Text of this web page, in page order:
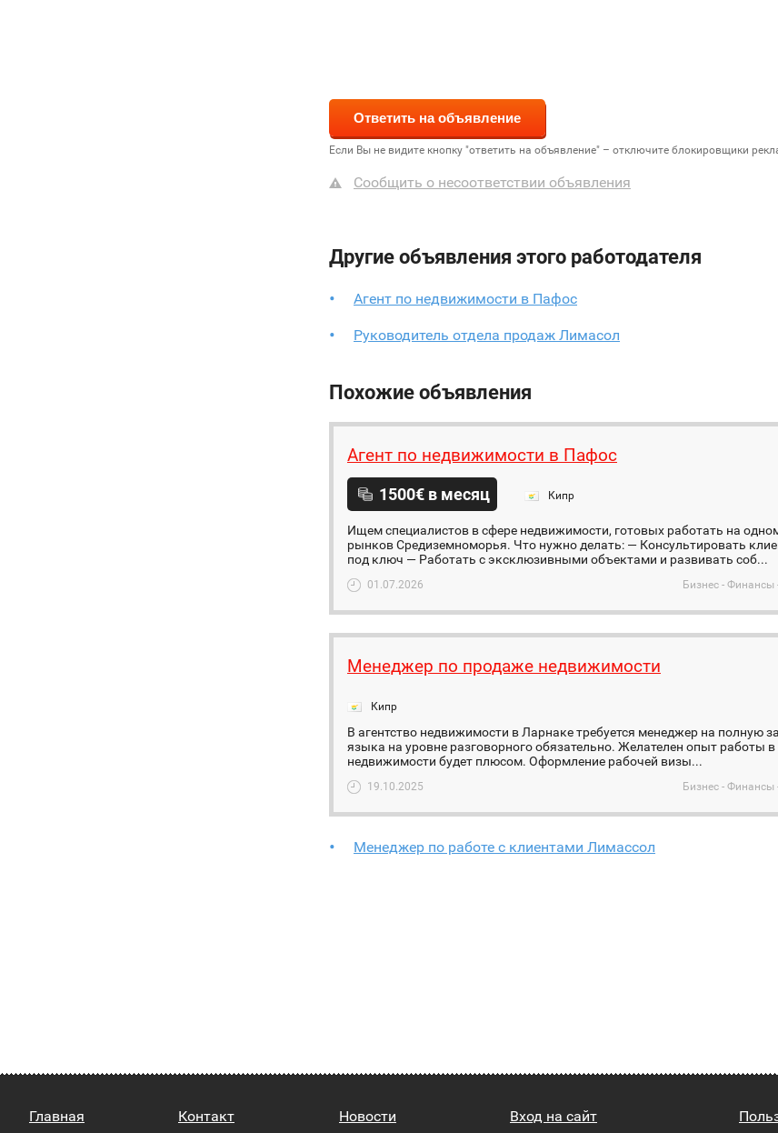
Если Вы не видите кнопку "ответить на объявление" – отключите блокировщики
Сообщить о несоответствии объявления
Другие объявления этого работодателя
Агент по недвижимости в Пафос
Руководитель отдела продаж Лимасол
Похожие объявления
Агент по недвижимости в Пафос
1500€ в месяц Кипр
Ищем специалистов в сфере недвижимости, готовых работать на
рынков Средиземноморья. Что нужно делать: — Консультировать
под ключ — Работать с эксклюзивными объектами и развивать соб...
01.07.2026 Бизнес -
Менеджер по продаже недвижимости
Кипр
В агентство недвижимости в Ларнаке требуется менеджер на полную
языка на уровне разговорного обязательно. Желателен опыт работы
недвижимости будет плюсом. Оформление рабочей визы...
19.10.2025 Бизнес -
Менеджер по работе с клиентами Лимассол
Главная Контакт Новости Вход на сайт